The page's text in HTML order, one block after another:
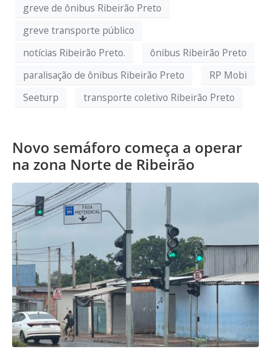
greve de ônibus Ribeirão Preto
greve transporte público
notícias Ribeirão Preto.
ônibus Ribeirão Preto
paralisação de ônibus Ribeirão Preto
RP Mobi
Seeturp
transporte coletivo Ribeirão Preto
Novo semáforo começa a operar
na zona Norte de Ribeirão